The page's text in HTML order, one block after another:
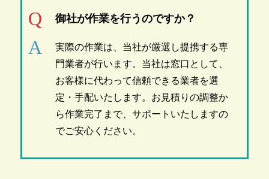
御社が作業を行うのですか？
実際の作業は、当社が厳選し提携する専
門業者が行います。当社は窓口として、
お客様に代わって信頼できる業者を選
定・手配いたします。お見積りの調整か
ら作業完了まで、サポートいたしますの
でご安心ください。